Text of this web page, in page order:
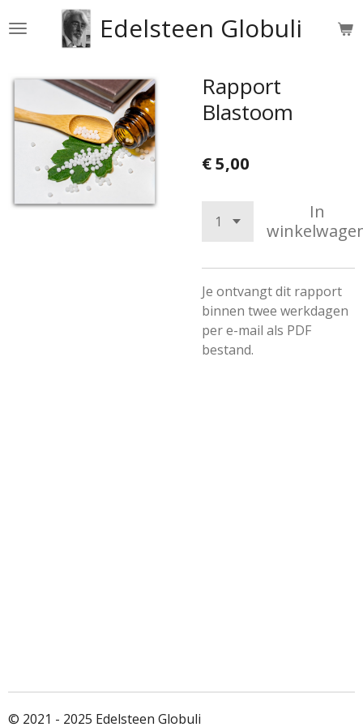
direct
de
hoofdinhoud
Edelsteen Globuli
Rapport
Blastoom
€ 5,00
In
Je ontvangt dit rapport
binnen twee werkdagen
per e-mail als PDF
bestand.
© 2021 - 2025 Edelsteen Globuli